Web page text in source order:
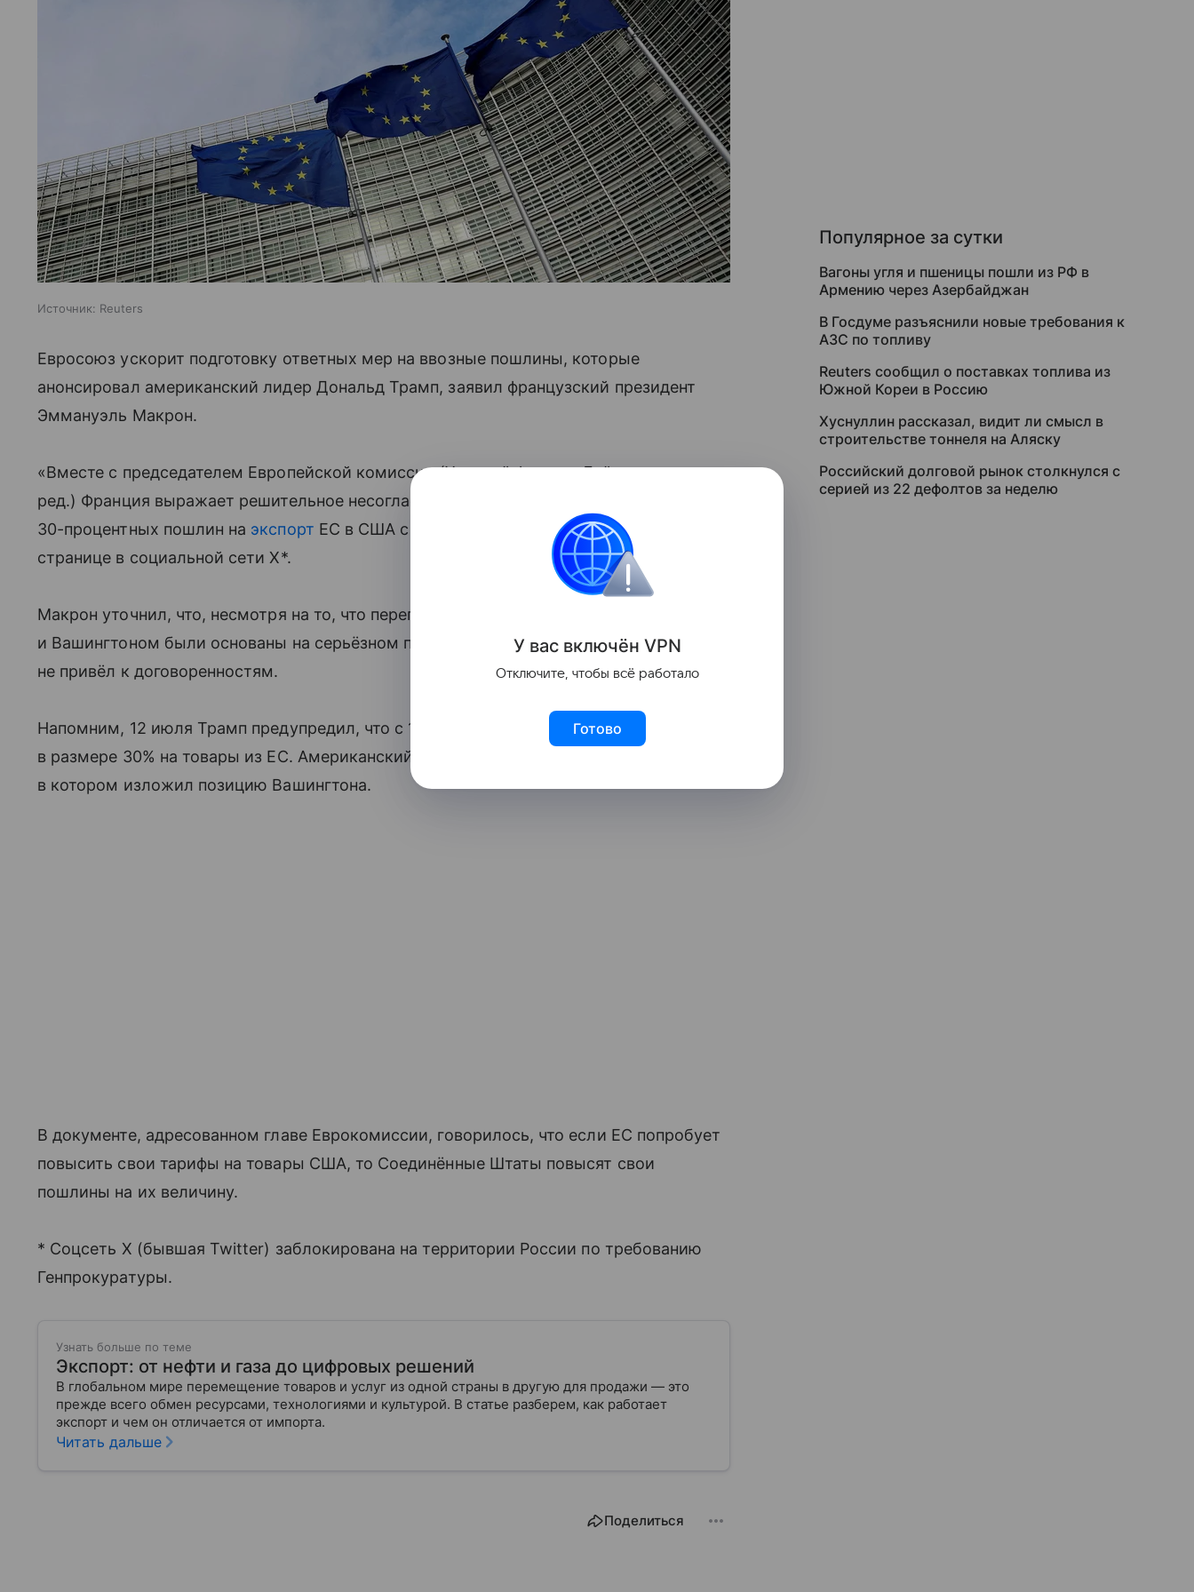
Источник: Reuters
Евросоюз ускорит подготовку ответных мер на ввозные пошлины, которые
анонсировал американский лидер Дональд Трамп, заявил французский президент
Эммануэль Макрон.
«Вместе с председателем Европейской комиссии (Урсулой фон дер Ляйен — прим.
ред.) Франция выражает решительное несогласие в связи с объявлением о введении
30-процентных пошлин на экспорт ЕС в США с 1 августа», — написал он на своей
странице в социальной сети X*.
Макрон уточнил, что, несмотря на то, что переговоры между Брюсселем
и Вашингтоном были основаны на серьёзном предложении, выдвинутом ЕС, диалог
не привёл к договоренностям.
Напомним, 12 июля Трамп предупредил, что с 1 августа США введут пошлины
в размере 30% на товары из ЕС. Американский лидер продемонстрировал письмо,
в котором изложил позицию Вашингтона.
В документе, адресованном главе Еврокомиссии, говорилось, что если ЕС попробует
повысить свои тарифы на товары США, то Соединённые Штаты повысят свои
пошлины на их величину.
* Соцсеть X (бывшая Twitter) заблокирована на территории России по требованию
Генпрокуратуры.
Узнать больше по теме
Экспорт: от нефти и газа до цифровых решений
В глобальном мире перемещение товаров и услуг из одной страны в другую для продажи — это
прежде всего обмен ресурсами, технологиями и культурой. В статье разберем, как работает
экспорт и чем он отличается от импорта.
Читать дальше
Поделиться
Популярное за сутки
Вагоны угля и пшеницы пошли из РФ в
Армению через Азербайджан
В Госдуме разъяснили новые требования к
АЗС по топливу
Reuters сообщил о поставках топлива из
Южной Кореи в Россию
Хуснуллин рассказал, видит ли смысл в
строительстве тоннеля на Аляску
Российский долговой рынок столкнулся с
серией из 22 дефолтов за неделю
У вас включён VPN
Отключите, чтобы всё работало
Готово